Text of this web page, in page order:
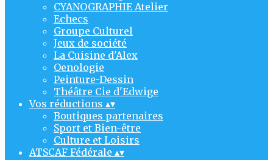
CYANOGRAPHIE Atelier
Echecs
Groupe Culturel
Jeux de société
La Cuisine d'Alex
Oenologie
Peinture-Dessin
Théâtre Cie d'Edwige
Vos réductions ▴▾
Boutiques partenaires
Sport et Bien-être
Culture et Loisirs
ATSCAF Fédérale ▴▾